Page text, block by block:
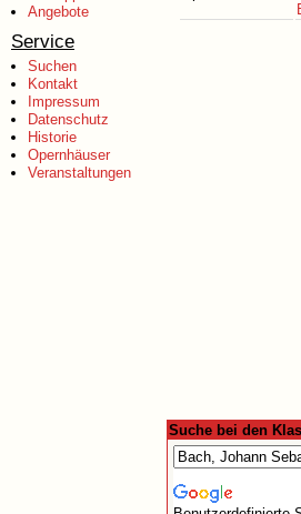
Angebote
Service
Suchen
Kontakt
Impressum
Datenschutz
Historie
Opernhäuser
Veranstaltungen
Suche bei den